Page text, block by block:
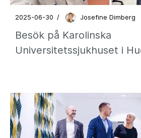
2025-06-30 / Josefine Dimberg
Besök på Karolinska
Universitetssjukhuset i